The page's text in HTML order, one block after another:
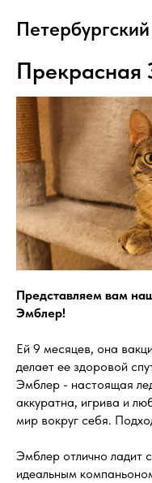
Прекрасная
Представляем вам
Эмблер!
Ей 9 месяцев, она
делает ее здоровой
Эмблер - настоящая
аккуратна, игрива и
мир вокруг себя.
Эмблер отлично ладит
идеальным